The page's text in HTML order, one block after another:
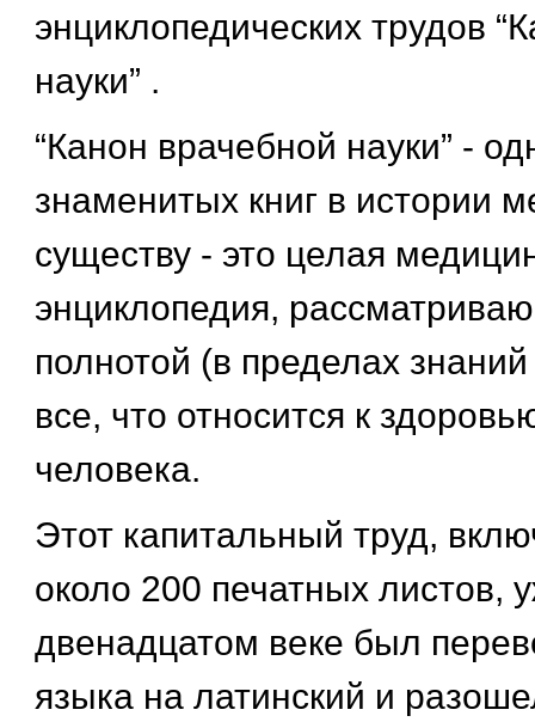
энциклопедических трудов
науки” .
“Канон врачебной науки” -
знаменитых книг в истории
существу - это целая
энциклопедия,
полнотой (в пределах
все, что относится к
человека.
Этот капитальный труд,
около 200 печатных листов,
двенадцатом веке был
языка на латинский и